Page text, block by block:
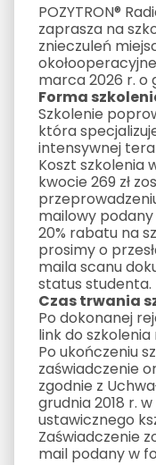
POZYTRON®
zaprasza na
znieczuleń
marca 2026 r. o
Forma
Szkolenie
która
intensywnej
Koszt szkolenia
kwocie 269 zł
mailowy
20% rabatu na
prosimy o
maila scanu
status studenta.
Czas trwania
Po dokonanej
link do
Po ukończeniu
zaświadczenie
zgodnie z
grudnia 2018 r.
ustawicznego
Zaświadczenie
mail podany w